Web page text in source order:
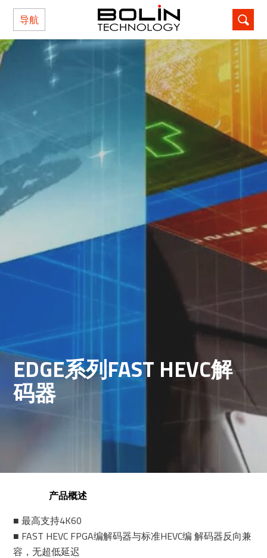
导航
EDGE系列FAST HEVC解
码器
产品概述
■ 最高支持4K60
■ FAST HEVC FPGA编解码器与标准HEVC编 解码器反向兼
容，无超低延迟
记住密码
忘记密码?
还不是本站用户？点击这里注册